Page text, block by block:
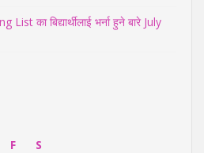
का बिद्यार्थीलाई भर्ना हुने बारे July
F
S